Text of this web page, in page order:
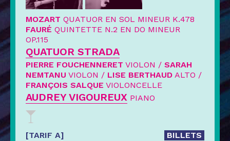
MOZART QUATUOR EN SOL MINEUR K.478
FAURÉ QUINTETTE N.2 EN DO MINEUR
OP.115
QUATUOR STRADA
PIERRE FOUCHENNERET VIOLON / SARAH
NEMTANU VIOLON / LISE BERTHAUD ALTO /
FRANÇOIS SALQUE VIOLONCELLE
AUDREY VIGOUREUX PIANO
[TARIF A] BILLETS